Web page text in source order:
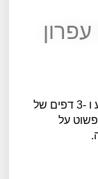
יצירה מקסימה, מגיעה עם 3 תמונות רקע ו -3 דפים של
פשוט על